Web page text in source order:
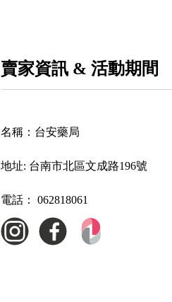
賣家資訊 & 活動期間
名稱： 台安藥局
地址: 台南市北區文成路196號
電話： 062818061